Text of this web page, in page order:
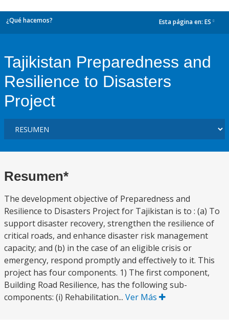
¿Qué hacemos? Esta página en: ES
Tajikistan Preparedness and
Resilience to Disasters
Project
Resumen*
The development objective of Preparedness and
Resilience to Disasters Project for Tajikistan is to : (a) To
support disaster recovery, strengthen the resilience of
critical roads, and enhance disaster risk management
capacity; and (b) in the case of an eligible crisis or
emergency, respond promptly and effectively to it. This
project has four components. 1) The first component,
Building Road Resilience, has the following sub-
components: (i) Rehabilitation... Ver Más